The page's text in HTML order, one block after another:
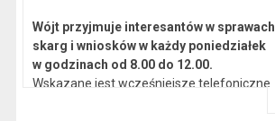
Wójt przyjmuje interesantów w sprawach
skarg i wniosków w każdy poniedziałek
w godzinach od 8.00 do 12.00.
Wskazane jest wcześniejsze telefoniczne